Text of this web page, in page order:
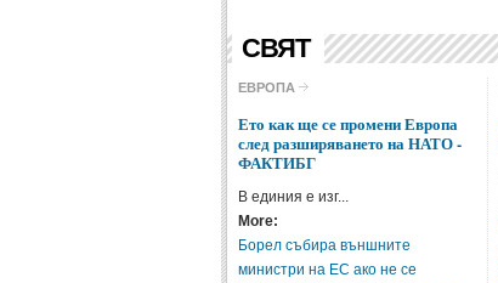
СВЯТ
ЕВРОПА
Ето как ще се промени Европа
след разширяването на НАТО -
ФАКТИБГ
В единия е изг...
More:
Борел събира външните
министри на ЕС ако не се